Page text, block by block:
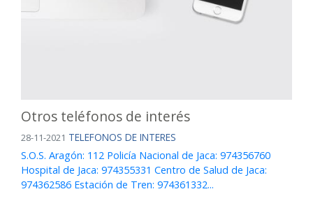
Otros teléfonos de interés
28-11-2021 TELEFONOS DE INTERES
S.O.S. Aragón: 112 Policía Nacional de Jaca: 974356760
Hospital de Jaca: 974355331 Centro de Salud de Jaca:
974362586 Estación de Tren: 974361332...